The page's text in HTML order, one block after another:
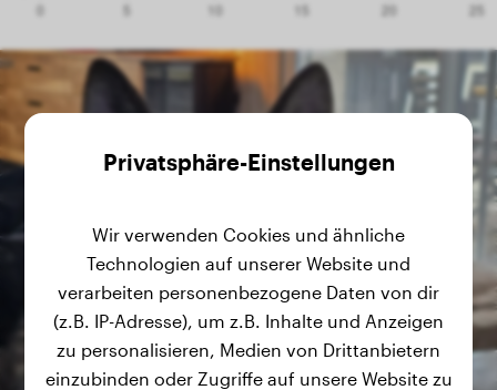
Privatsphäre-Einstellungen
Wir verwenden Cookies und ähnliche
Technologien auf unserer Website und
verarbeiten personenbezogene Daten von dir
(z.B. IP-Adresse), um z.B. Inhalte und Anzeigen
zu personalisieren, Medien von Drittanbietern
einzubinden oder Zugriffe auf unsere Website zu